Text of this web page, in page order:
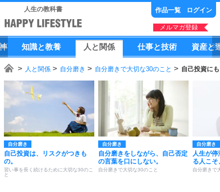
人生の教科書 作品一覧 ログイン
メルマガ登録
知識と教養 人 と 関係 仕事と技術 資産と
人と関係 自分磨き 自分磨きで大切な30のこと 自己投資に
自分磨き
自己投資は、リスクがつきも
の。
習い事を長く続けるために大切な30のこ
と
自分磨き
自分磨きをしながら、自己否定
の言葉を口にしない。
自分磨きで大切な30のこと
自分磨き
人生が
る人こ
自分磨きで